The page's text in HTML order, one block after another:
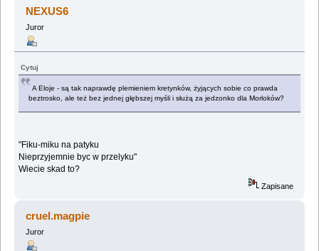
NEXUS6
Juror
Cytuj
A Eloje - są tak naprawdę plemieniem kretynków, żyjących sobie co prawda
beztrosko, ale też bez jednej głębszej myśli i służą za jedzonko dla Morloków?
"Fiku-miku na patyku
Nieprzyjemnie byc w przelyku"
Wiecie skad to?
Zapisane
cruel.magpie
Juror